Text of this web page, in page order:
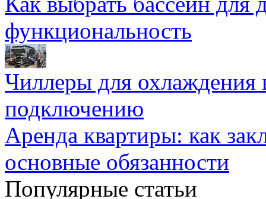
функциональность
Чиллеры для охлаждения
подключению
Аренда квартиры: как
основные обязанности
Популярные статьи